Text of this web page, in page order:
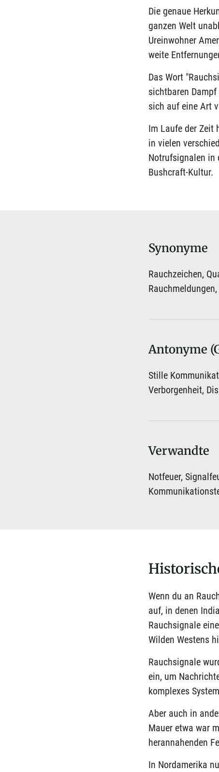
Die genaue
ganzen Welt
Ureinwohner
weite
Das Wort
sichtbaren
sich auf eine Art
Im Laufe der Zeit
in vielen
Notrufsignalen in
Bushcraft-Kultur.
Synonyme
Rauchzeichen,
Antonyme
Stille
Verborgenheit,
Verwandte
Notfeuer,
Wenn du an
auf, in denen
Rauchsignale
Wilden Westens
Rauchsignale
ein, um
komplexes
Aber auch in
Mauer etwa war
herannahenden
In Nordamerika